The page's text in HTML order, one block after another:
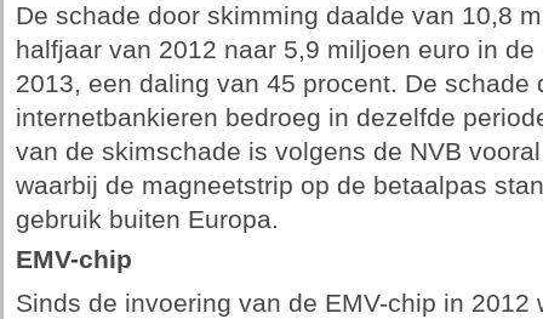
De schade door skimming daalde van 10,8
halfjaar van 2012 naar 5,9 miljoen euro in
2013, een daling van 45 procent. De schade
internetbankieren bedroeg in dezelfde
van de skimschade is volgens de NVB
waarbij de magneetstrip op de betaalpas
gebruik buiten Europa.
EMV-chip
Sinds de invoering van de EMV-chip in